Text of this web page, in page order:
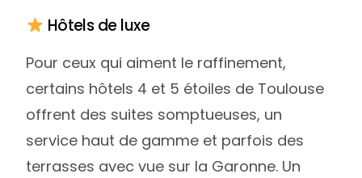
Hôtels de luxe
Pour ceux qui aiment le raffinement,
certains hôtels 4 et 5 étoiles de Toulouse
offrent des suites somptueuses, un
service haut de gamme et parfois des
terrasses avec vue sur la Garonne. Un